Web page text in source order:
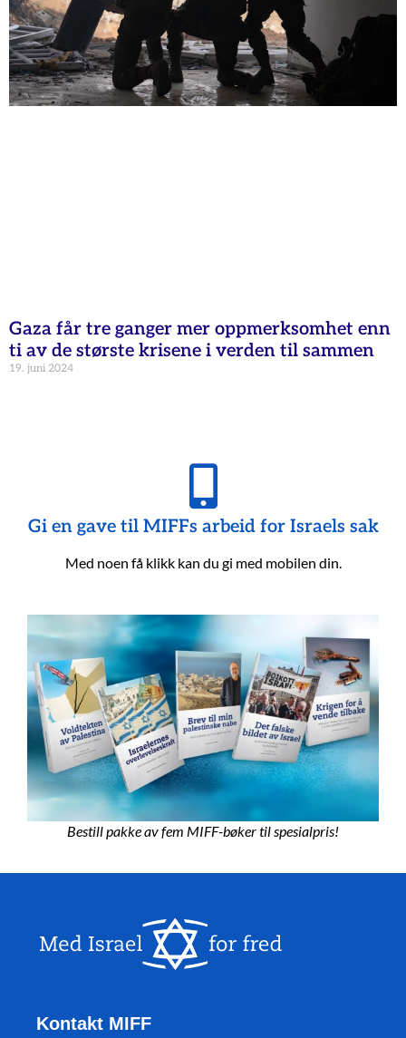
Gaza får tre ganger mer oppmerksomhet enn
ti av de største krisene i verden til sammen
19. juni 2024
Gi en gave til MIFFs arbeid for Israels sak
Med noen få klikk kan du gi med mobilen din.
Bestill pakke av fem MIFF-bøker til spesialpris!
Kontakt MIFF